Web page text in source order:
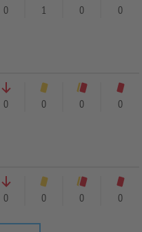
0 1 0 0
0 0 0 0
0 0 0 0